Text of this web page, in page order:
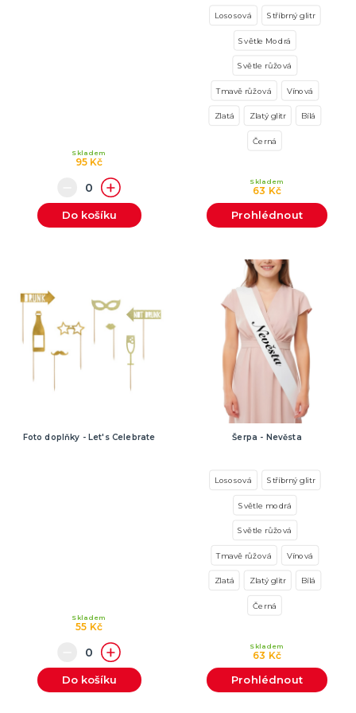
95 Kč
Skladem
Do košíku
Lososová Stříbrný glitr
Světle Modrá
Světle růžová
Tmavě růžová Vínová
Zlatá Zlatý glitr Bílá
Černá
63 Kč
Skladem
Prohlédnout
Foto doplňky - Let's Celebrate
55 Kč
Skladem
Do košíku
Šerpa - Nevěsta
Lososová Stříbrný glitr
Světle modrá
Světle růžová
Tmavě růžová Vínová
Zlatá Zlatý glitr Bílá
Černá
63 Kč
Skladem
Prohlédnout